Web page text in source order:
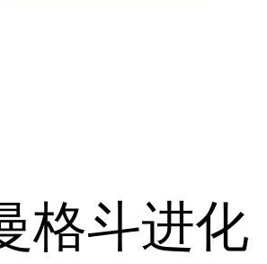
格斗进化